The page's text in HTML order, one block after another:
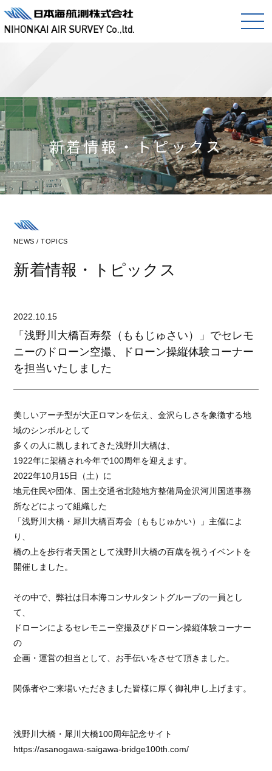
新着情報・トピックス
NEWS / TOPICS
新着情報・トピックス
2022.10.15
「浅野川大橋百寿祭（ももじゅさい）」でセレモ
ニーのドローン空撮、ドローン操縦体験コーナー
を担当いたしました
美しいアーチ型が大正ロマンを伝え、金沢らしさを象徴する地
域のシンボルとして
多くの人に親しまれてきた浅野川大橋は、
1922年に架橋され今年で100周年を迎えます。
2022年10月15日（土）に
地元住民や団体、国土交通省北陸地方整備局金沢河川国道事務
所などによって組織した
「浅野川大橋・犀川大橋百寿会（ももじゅかい）」主催によ
り、
橋の上を歩行者天国として浅野川大橋の百歳を祝うイベントを
開催しました。
その中で、弊社は日本海コンサルタントグループの一員とし
て、
ドローンによるセレモニー空撮及びドローン操縦体験コーナー
の
企画・運営の担当として、お手伝いをさせて頂きました。
関係者やご来場いただきました皆様に厚く御礼申し上げます。
浅野川大橋・犀川大橋100周年記念サイト
https://asanogawa-saigawa-bridge100th.com/